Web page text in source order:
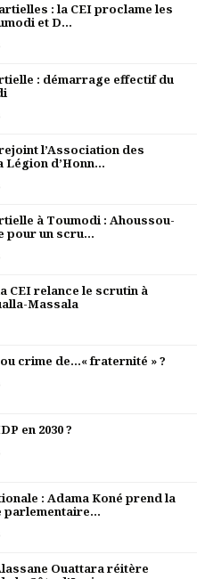
: la CEI proclame les
et D...
: démarrage effectif du
l’Association des
d’Honn...
à Toumodi : Ahoussou-
pour un scru...
CEI relance le scrutin à
Massala
crime de…« fraternité » ?
en 2030 ?
: Adama Koné prend la
parlementaire...
Ouattara réitère